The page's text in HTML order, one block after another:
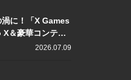
に！「X Games
＆豪華コンテン
2026.07.09